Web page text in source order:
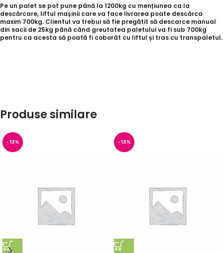
Pe un palet se pot pune până la 1200kg cu mențiunea ca la
descărcare, liftul mașinii care va face livrarea poate descărca
maxim 700kg. Clientul va trebui să fie pregătit să descarce manual
din sacii de 25kg până când greutatea paletului va fi sub 700kg
pentru ca acesta să poată fi coborât cu liftul și tras cu transpaletul.
Produse similare
-13% -13%